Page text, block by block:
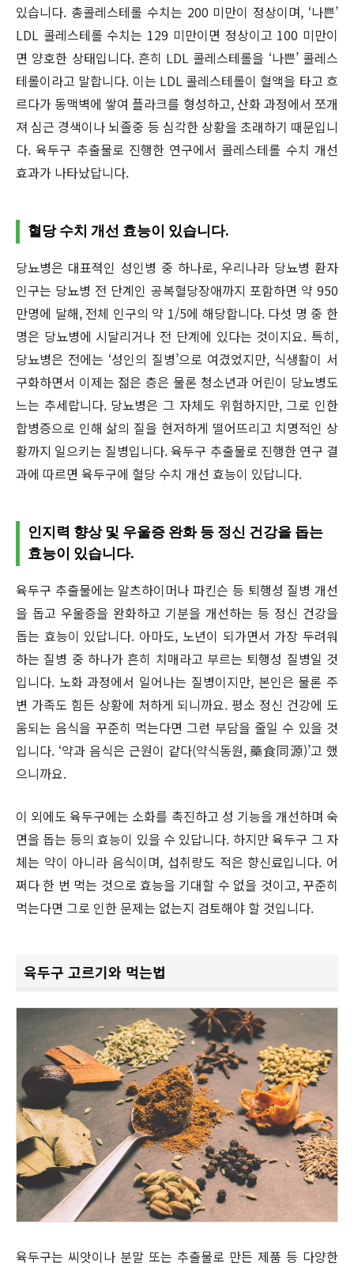
있습니다. 총콜레스테롤 수치는 200 미만이 정상이며, ‘나쁜’
LDL 콜레스테롤 수치는 129 미만이면 정상이고 100 미만이
면 양호한 상태입니다. 흔히 LDL 콜레스테롤을 ‘나쁜’ 콜레스
테롤이라고 말합니다. 이는 LDL 콜레스테롤이 혈액을 타고 흐
르다가 동맥벽에 쌓여 플라크를 형성하고, 산화 과정에서 쪼개
져 심근 경색이나 뇌졸중 등 심각한 상황을 초래하기 때문입니
다. 육두구 추출물로 진행한 연구에서 콜레스테롤 수치 개선
효과가 나타났답니다.
혈당 수치 개선 효능이 있습니다.
당뇨병은 대표젹인 성인병 중 하나로, 우리나라 당뇨병 환자
인구는 당뇨병 전 단계인 공복혈당장애까지 포함하면 약 950
만명에 달해, 전체 인구의 약 1/5에 해당합니다. 다섯 명 중 한
명은 당뇨병에 시달리거나 전 단계에 있다는 것이지요. 특히,
당뇨병은 전에는 ‘성인의 질병’으로 여겼었지만, 식생활이 서
구화하면서 이제는 젊은 층은 물론 청소년과 어린이 당뇨병도
느는 추세랍니다. 당뇨병은 그 자체도 위험하지만, 그로 인한
합병증으로 인해 삶의 질을 현저하게 떨어뜨리고 치명적인 상
황까지 일으키는 질병입니다. 육두구 추출물로 진행한 연구 결
과에 따르면 육두구에 혈당 수치 개선 효능이 있답니다.
인지력 향상 및 우울증 완화 등 정신 건강을 돕는
효능이 있습니다.
육두구 추출물에는 알츠하이머나 파킨슨 등 퇴행성 질병 개선
을 돕고 우울증을 완화하고 기분을 개선하는 등 정신 건강을
돕는 효능이 있답니다. 아마도, 노년이 되가면서 가장 두려워
하는 질병 중 하나가 흔히 치매라고 부르는 퇴행성 질병일 것
입니다. 노화 과정에서 일어나는 질병이지만, 본인은 물론 주
변 가족도 힘든 상황에 처하게 되니까요. 평소 정신 건강에 도
움되는 음식을 꾸준히 먹는다면 그런 부담을 줄일 수 있을 것
입니다. ‘약과 음식은 근원이 같다(약식동원, 藥食同源)’고 했
으니까요.
이 외에도 육두구에는 소화를 촉진하고 성 기능을 개선하며 숙
면을 돕는 등의 효능이 있을 수 있답니다. 하지만 육두구 그 자
체는 약이 아니라 음식이며, 섭취량도 적은 향신료입니다. 어
쩌다 한 번 먹는 것으로 효능을 기대할 수 없을 것이고, 꾸준히
먹는다면 그로 인한 문제는 없는지 검토해야 할 것입니다.
육두구 고르기와 먹는법
육두구는 씨앗이나 분말 또는 추출물로 만든 제품 등 다양한